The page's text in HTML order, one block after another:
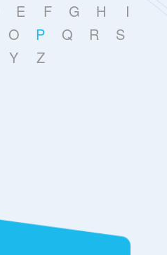
E F G H
I
O P Q R
S
Y Z